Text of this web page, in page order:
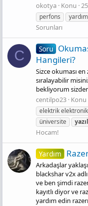
okotya Konu
perfons
yardım
Sorunları
C Soru
Hangileri?
Sizce okuması
sıralayabilir
bekliyorum
centilpo23 Konu
elektrik elektronik
üniversite
Hocam!
Yardım
Arkadaşlar
blackshar v2x
ve ben şimdi
kayıtlı diyor ve
yardım edin